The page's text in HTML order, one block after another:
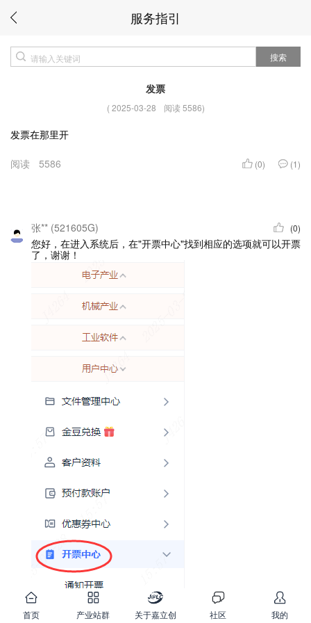
服务指引
搜索
发票
(2025-03-28 阅读 5586)
发票在那里开
阅读 5586 (0) (1)
张** (521605G) (0)
您好，在进入系统后，在"开票中心"找到相应的选项就可以开票
了，谢谢！
首页 产业站群 关于嘉立创 社区 我的